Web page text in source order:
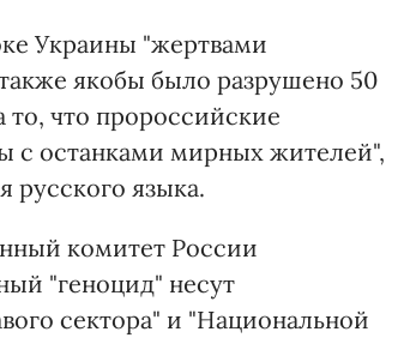
Украины "жертвами
якобы было разрушено 50
что пророссийские
с останками мирных жителей",
русского языка.
комитет России
"геноцид" несут
сектора" и "Национальной